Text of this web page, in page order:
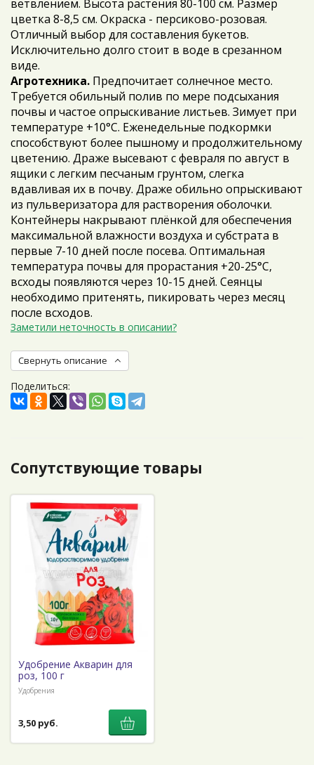
ветвлением. Высота растения 80-100 см. Размер
цветка 8-8,5 см. Окраска - персиково-розовая.
Отличный выбор для составления букетов.
Исключительно долго стоит в воде в срезанном
виде.
Агротехника. Предпочитает солнечное место.
Требуется обильный полив по мере подсыхания
почвы и частое опрыскивание листьев. Зимует при
температуре +10°С. Еженедельные подкормки
способствуют более пышному и продолжительному
цветению. Драже высевают с февраля по август в
ящики с легким песчаным грунтом, слегка
вдавливая их в почву. Драже обильно опрыскивают
из пульверизатора для растворения оболочки.
Контейнеры накрывают плёнкой для обеспечения
максимальной влажности воздуха и субстрата в
первые 7-10 дней после посева. Оптимальная
температура почвы для прорастания +20-25°С,
всходы появляются через 10-15 дней. Сеянцы
необходимо притенять, пикировать через месяц
после всходов.
Заметили неточность в описании?
Свернуть описание
Поделиться:
Сопутствующие товары
Удобрение Акварин для
роз, 100 г
Удобрения
3,50 руб.